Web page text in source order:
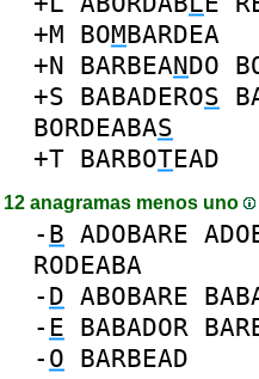
+M BOMBARDEA
+N BARBEANDO
+S BABADEROS
BORDEABAS
+T BARBOTEAD
12 anagramas menos uno
- B ADOBARE
RODEABA
- D ABOBARE
- E BABADOR
- O BARBEAD